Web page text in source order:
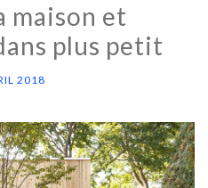
maison et
plus petit
2018